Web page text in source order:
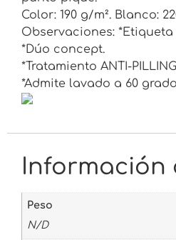
Color: 190 g/m². Blanco:
Observaciones: *Etiqueta
*Dúo concept.
*Tratamiento ANTI-
*Admite lavado a 60
Información
Peso
N/D